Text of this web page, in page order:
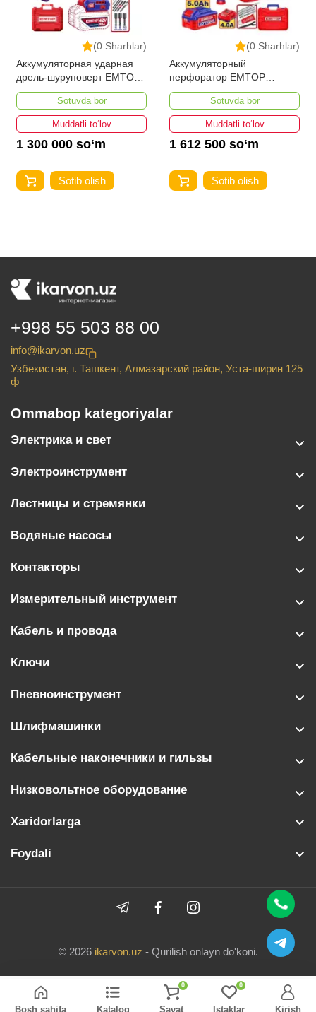
(0 Sharhlar)
Аккумуляторный
перфоратор EMTOP
ELRH202862
Sotuvda bor
Muddatli to‘lov
1 612 500 so‘m
Sotib olish
(0 Sharhlar)
Аккумуляторная угловая
шлифмашина EMTOP
ELAG2120252
Sotuvda bor
Muddatli to‘lov
1 250 000 so‘m
Sotib olish
+998 55 503 88 00
info@ikarvon.uz
Узбекистан, г. Ташкент, Алмазарский район, Уста-ширин 125
ф
Ommabop kategoriyalar
Электрика и свет
Электроинструмент
Лестницы и стремянки
Водяные насосы
Контакторы
Измерительный инструмент
Кабель и провода
Ключи
Пневноинструмент
Шлифмашинки
Кабельные наконечники и гильзы
Низковольтное оборудование
Xaridorlarga
Foydali
© 2026 ikarvon.uz - Qurilish onlayn do'koni.
Bosh sahifa Katalog
0
Savat
0
Istaklar Kirish